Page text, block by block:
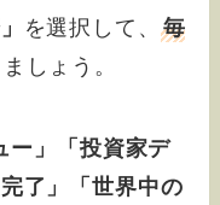
を選択して、 毎
ましょう。
ー」「投資家デ
了」「世界中の